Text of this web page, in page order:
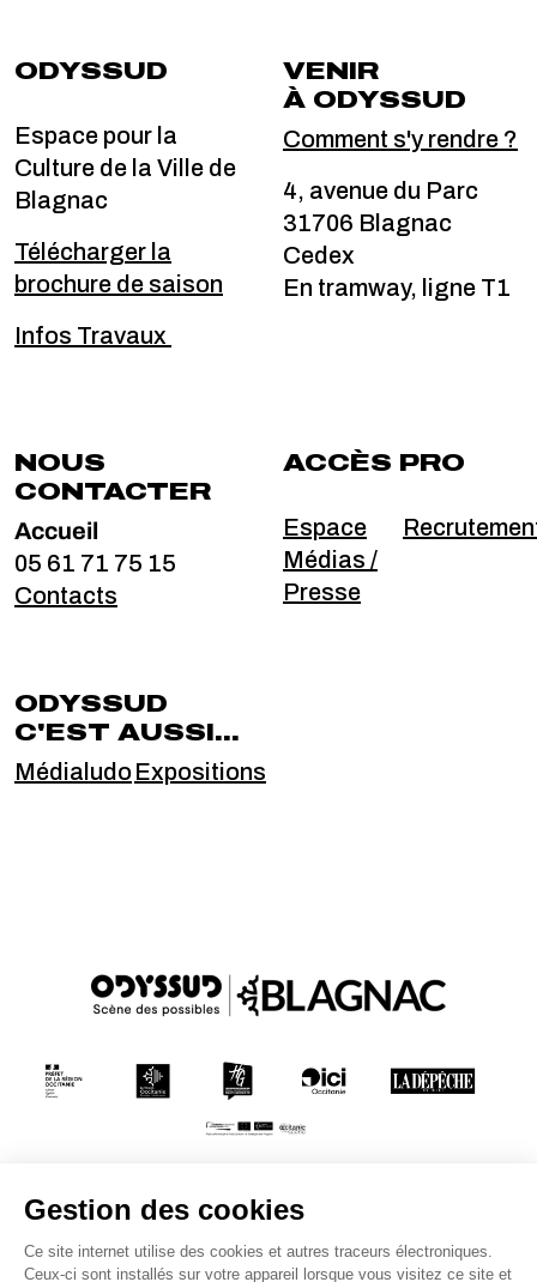
ODYSSUD
Espace pour la
Culture de la Ville de
Blagnac
Télécharger la
brochure de saison
Infos Travaux
VENIR
À ODYSSUD
Comment s'y rendre ?
4, avenue du Parc
31706 Blagnac
Cedex
En tramway, ligne T1
NOUS
CONTACTER
Accueil
05 61 71 75 15
Contacts
ACCÈS PRO
Espace
Médias /
Presse
ODYSSUD
C'EST AUSSI...
MédialudoExpositions
Conditions générales de vente
Mentions légales